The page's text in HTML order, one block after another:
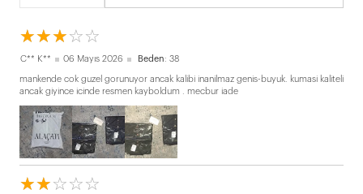
☆☆☆☆☆
★★★★★
C** K** 06 Mayıs 2026 Beden: 38
mankende cok guzel gorunuyor ancak kalibi inanilmaz genis-buyuk. kumasi kaliteli
ancak giyince icinde resmen kayboldum . mecbur iade
☆☆☆☆☆
★★★★★